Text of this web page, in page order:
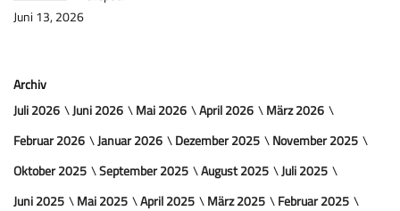
Juni 13, 2026
Archiv
Juli 2026
Juni 2026 Mai 2026 April 2026
März 2026
Februar 2026
Januar 2026 Dezember 2025
November 2025
Oktober 2025
September 2025 August 2025
Juli 2025
Juni 2025
Mai 2025 April 2025 März 2025
Februar 2025